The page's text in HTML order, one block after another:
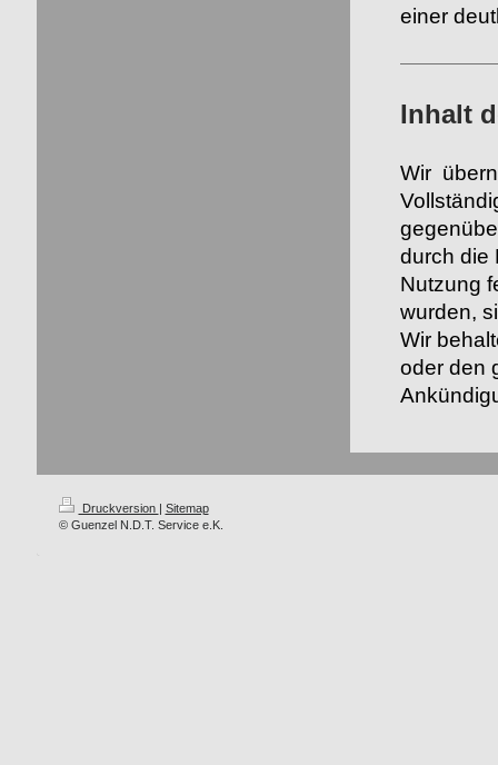
einer
Inhalt
Wir
durch die
Nutzung
wurden,
Wir
oder den
Druckversion | Sitemap
© Guenzel N.D.T. Service e.K.